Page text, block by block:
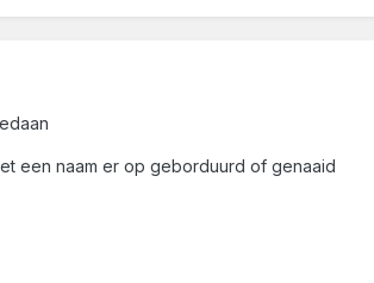
een naam er op geborduurd of genaaid